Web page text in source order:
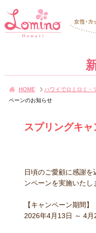
HOME ハワイでロミロミ・
ペーンのお知らせ
スプリングキ
日頃のご愛顧に感謝
ンペーンを実施いたし
【キャンペーン期間】
2026年4月13日 ～ 4月